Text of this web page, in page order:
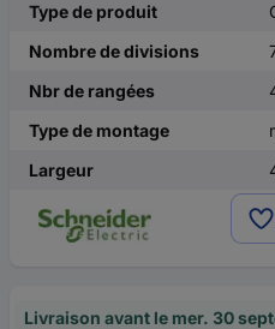
Type de produit
Nombre de divisions
Nbr de rangées
Type de montage
Largeur
Livraison avant le mer. 30